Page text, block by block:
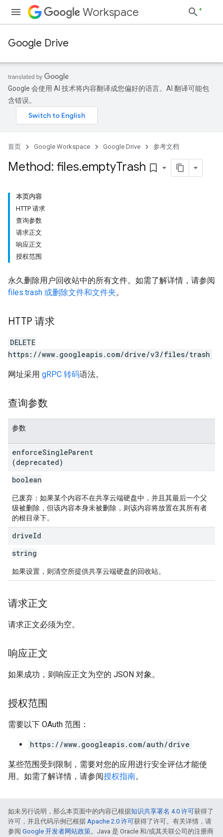
Workspace
Google Drive
Google 会使用 AI 技术将内容翻译成您偏好的语言。AI 翻译可能包
含错误。
首页 Google Workspace Google Drive 参考文档
Method: files.emptyTrash bookmark_border
本页内容
HTTP 请求
查询参数
请求正文
响应正文
授权范围
永久删除用户回收站中的所有文件。如需了解详情，请参阅
files.trash 或删除文件和文件夹。
HTTP 请求
DELETE
https://www.googleapis.com/drive/v3/files/trash
网址采用 gRPC 转码语法。
查询参数
参数
enforceSingleParent
(deprecated)
boolean
已废弃：如果某个内容不在共享云端硬盘中，并且其最后一个父
级被删除，但该内容本身未被删除，则该内容将放置在其所有者
的根目录下。
driveId
string
如果设置，则清空所提供共享云端硬盘的回收站。
请求正文
请求正文必须为空。
响应正文
如果成功，则响应正文为空的 JSON 对象。
授权范围
需要以下 OAuth 范围：
https://www.googleapis.com/auth/drive
某些范围受到限制，需要对您的应用进行安全评估才能使
用。如需了解详情，请参阅授权指南。
如未另行说明，那么本页面中的内容已根据知识共享署名 4.0 许可获得了
许可，并且代码示例已根据 Apache 2.0 许可获得了许可。有关详情，请
参阅 Google 开发者网站政策。Java 是 Oracle 和/或其关联公司的注册商